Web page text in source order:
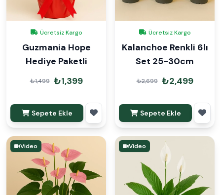
Ücretsiz Kargo
Guzmania Hope
Hediye Paketli
₺1,499 ₺1,399
Sepete Ekle
Ücretsiz Kargo
Kalanchoe Renkli 6lı
Set 25-30cm
₺2,699 ₺2,499
Sepete Ekle
Video Video